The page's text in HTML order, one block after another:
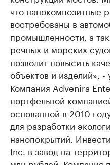
что нанокомпозитные
востребованы в
промышленности, а
речных и морских
позволит повысить
объектов и изделий», -
Компания Advenira
портфельной
основанной в 2010
для разработки
нанопокрытий.
Inc. в завод на